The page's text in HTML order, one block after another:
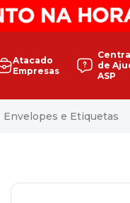
Atacado
Empresas
Central
de
ASP
Envelopes e Etiquetas